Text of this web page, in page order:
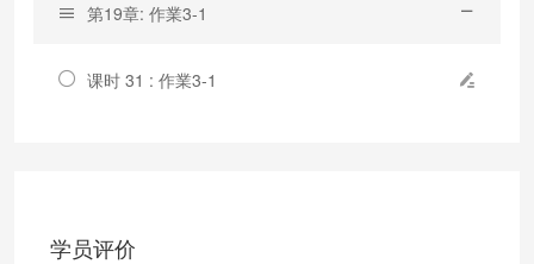
第19章: 作業3-1
课时 31 : 作業3-1
学员评价